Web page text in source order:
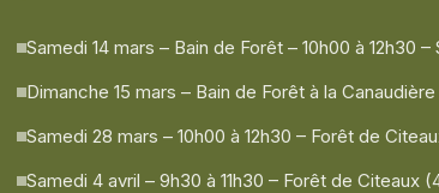
Samedi 14 mars – Bain de Forêt – 10h00 à 12h30
Dimanche 15 mars – Bain de Forêt à la
Samedi 28 mars – 10h00 à 12h30 – Forêt de
Samedi 4 avril – 9h30 à 11h30 – Forêt de